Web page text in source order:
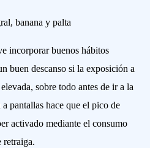
banana y palta
incorporar buenos hábitos
buen descanso si la exposición a
sobre todo antes de ir a la
pantallas hace que el pico de
activado mediante el consumo
retraiga.